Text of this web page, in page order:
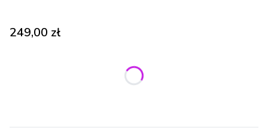
Cena
249,00 zł
Poszczególne warianty mogą różnić się ceną